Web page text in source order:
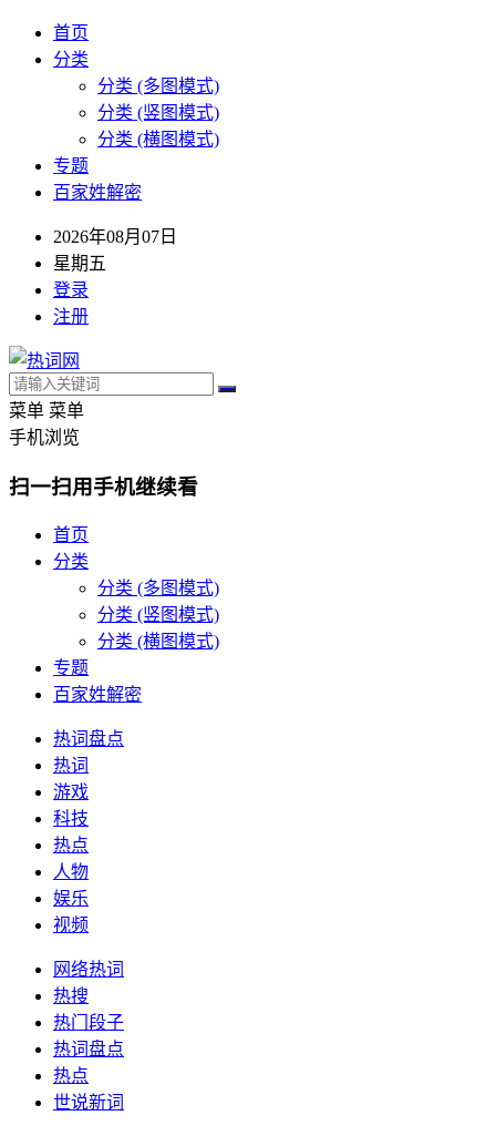
首页
分类
分类 (多图模式)
分类 (竖图模式)
分类 (横图模式)
专题
百家姓解密
2026年08月07日
星期五
登录
注册
菜单 菜单
手机浏览
扫一扫用手机继续看
首页
分类
分类 (多图模式)
分类 (竖图模式)
分类 (横图模式)
专题
百家姓解密
热词盘点
热词
游戏
科技
热点
人物
娱乐
视频
网络热词
热搜
热门段子
热词盘点
热点
世说新词